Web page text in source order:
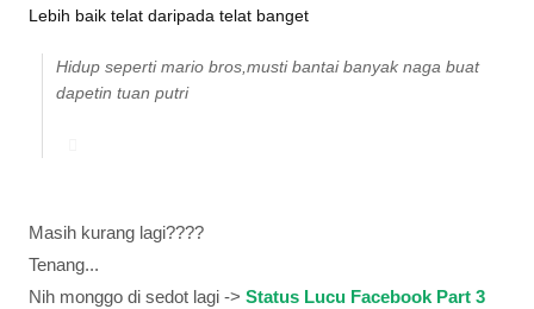
Lebih baik telat daripada telat banget
Hidup seperti mario bros,musti bantai banyak naga buat
dapetin tuan putri
Masih kurang lagi????
Tenang...
Nih monggo di sedot lagi -> Status Lucu Facebook Part 3